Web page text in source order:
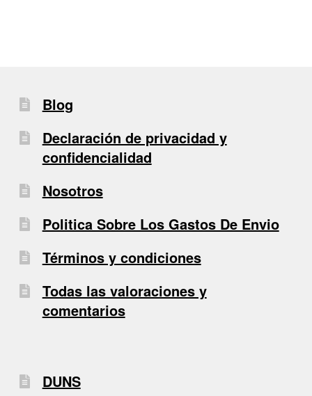
Blog
Declaración de privacidad y
confidencialidad
Nosotros
Politica Sobre Los Gastos De Envio
Términos y condiciones
Todas las valoraciones y
comentarios
DUNS